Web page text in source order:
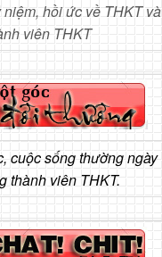
hồi ức về THKT và
viên THKT
cuộc sống thường ngày
thành viên THKT.